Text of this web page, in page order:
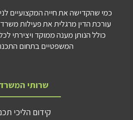
כמי שהקדישה את חייה המקצועיים
עורכת הדין מרגלית את פעילות
כולל הנותן מענה ממוקד ויצירתי
המשפטיים בתחום
שרותי המשרד
קידום הליכי